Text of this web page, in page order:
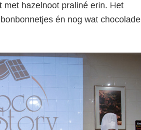
met hazelnoot praliné erin. Het
én nog wat chocolade